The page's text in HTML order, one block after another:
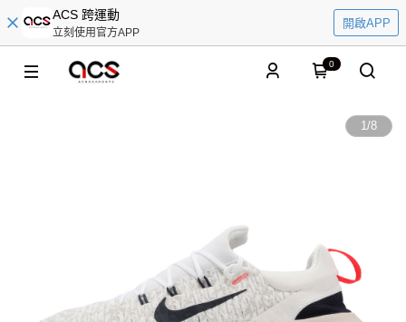
ACS 跨運動
立刻使用官方APP
開啟APP
0
1/8